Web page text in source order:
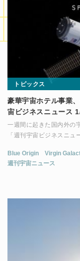
トピックス
豪華宇宙ホテル事業
宙ビジネスニュース
一週間に起きた国内外の
「週刊宇宙ビジネスニュ
Blue Origin Virgin
週刊宇宙ニュース